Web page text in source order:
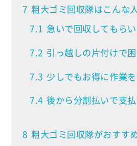
7 粗大ゴミ回収隊はこんな
7.1 急いで回収してもら
7.2 引っ越しの片付けで
7.3 少しでもお得に作業
7.4 後から分割払いで支
8 粗大ゴミ回収隊がおすす